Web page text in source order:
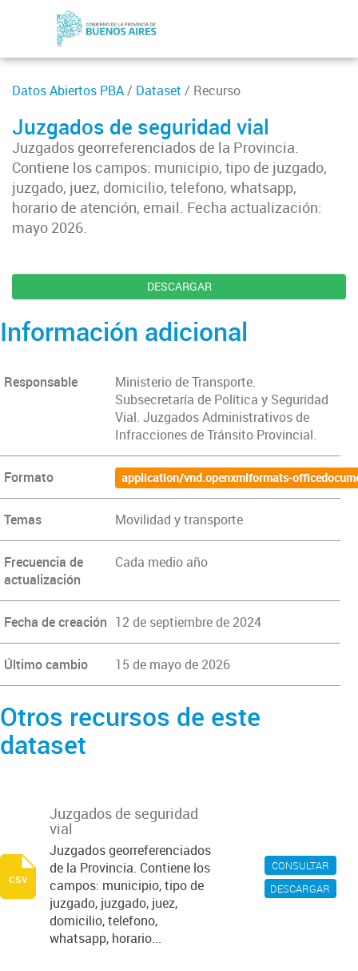
Datos Abiertos PBA/ Dataset / Recurso
Juzgados de seguridad vial
Juzgados georreferenciados de la Provincia.
Contiene los campos: municipio, tipo de juzgado,
juzgado, juez, domicilio, telefono, whatsapp,
horario de atención, email. Fecha actualización:
mayo 2026.
DESCARGAR
Información adicional
Responsable
Ministerio de Transporte.
Subsecretaría de Política y Seguridad
Vial. Juzgados Administrativos de
Infracciones de Tránsito Provincial.
Formato application/vnd.openxmlformats-
Temas Movilidad y transporte
Frecuencia de
actualización
Cada medio año
Fecha de creación 12 de septiembre de 2024
Último cambio 15 de mayo de 2026
Otros recursos de este
dataset
CONSULTAR
DESCARGAR
Juzgados de seguridad
vial
Juzgados georreferenciados
de la Provincia. Contiene los
campos: municipio, tipo de
juzgado, juzgado, juez,
domicilio, telefono,
whatsapp, horario...
csv